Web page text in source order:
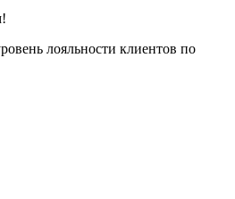
лояльности клиентов по